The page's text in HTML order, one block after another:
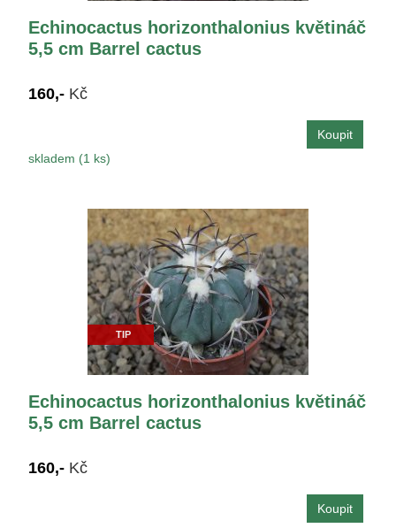
Echinocactus horizonthalonius květináč
5,5 cm Barrel cactus
160,- Kč
skladem (1 ks)
TIP
Echinocactus horizonthalonius květináč
5,5 cm Barrel cactus
160,- Kč